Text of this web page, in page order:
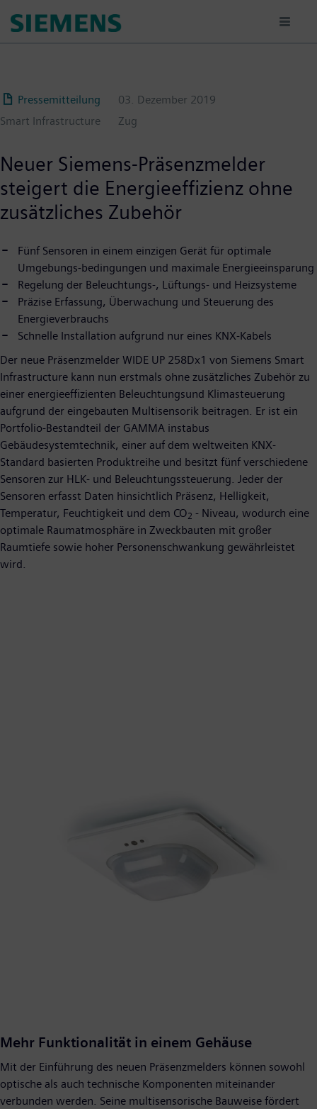
para
Pressemitteilung
03. Dezember 2019
Smart Infrastructure
Zug
Neuer Siemens-Präsenzmelder
steigert die Energieeffizienz ohne
zusätzliches Zubehör
Fünf Sensoren in einem einzigen Gerät für optimale
Umgebungs-bedingungen und maximale Energieeinsparung
Regelung der Beleuchtungs-, Lüftungs- und Heizsysteme
Präzise Erfassung, Überwachung und Steuerung des
Energieverbrauchs
Schnelle Installation aufgrund nur eines KNX-Kabels
Der neue Präsenzmelder WIDE UP 258Dx1 von Siemens Smart
Infrastructure kann nun erstmals ohne zusätzliches Zubehör zu
einer energieeffizienten Beleuchtungsund Klimasteuerung
aufgrund der eingebauten Multisensorik beitragen. Er ist ein
Portfolio-Bestandteil der GAMMA instabus
Gebäudesystemtechnik, einer auf dem weltweiten KNX-
Standard basierten Produktreihe und besitzt fünf verschiedene
Sensoren zur HLK- und Beleuchtungssteuerung. Jeder der
Sensoren erfasst Daten hinsichtlich Präsenz, Helligkeit,
Temperatur, Feuchtigkeit und dem CO2 - Niveau, wodurch eine
optimale Raumatmosphäre in Zweckbauten mit großer
Raumtiefe sowie hoher Personenschwankung gewährleistet
wird.
Mehr Funktionalität in einem Gehäuse
Mit der Einführung des neuen Präsenzmelders können sowohl
optische als auch technische Komponenten miteinander
verbunden werden. Seine multisensorische Bauweise fördert